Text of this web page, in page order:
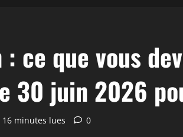
ce que vous
30 juin 2026
16 minutes lues 0